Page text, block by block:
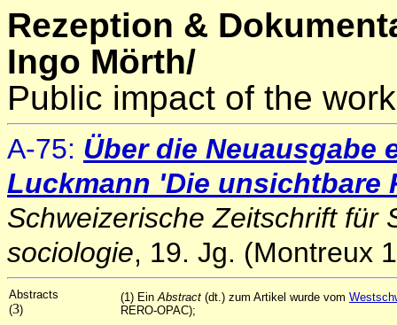
Rezeption &
Ingo Mörth/
Public impact of the
A-75: Über die Neuausgabe
Luckmann 'Die unsichtbare
Schweizerische Zeitschrift für
sociologie, 19. Jg. (Montreux
Abstracts
(3)
(1) EinAbstract (dt.) zum Artikel wurde vom
RERO-OPAC);